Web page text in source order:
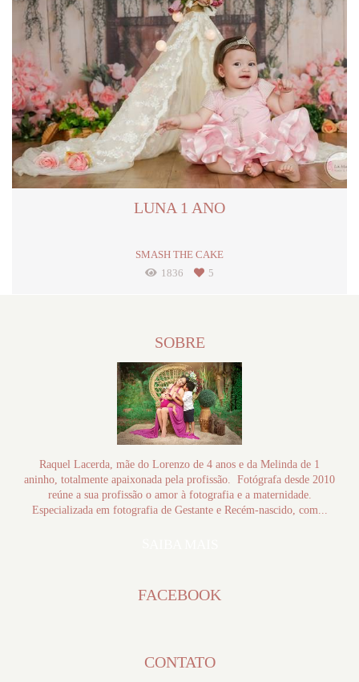
LUNA 1 ANO
SMASH THE CAKE
1836
5
SOBRE
Raquel Lacerda, mãe do Lorenzo de 4 anos e da Melinda de 1
aninho, totalmente apaixonada pela profissão. Fotógrafa desde 2010
reúne a sua profissão o amor à fotografia e a maternidade.
Especializada em fotografia de Gestante e Recém-nascido, com...
FACEBOOK
CONTATO